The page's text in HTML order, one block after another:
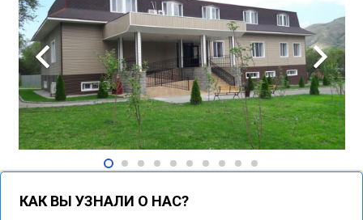
КАК ВЫ УЗНАЛИ О НАС?